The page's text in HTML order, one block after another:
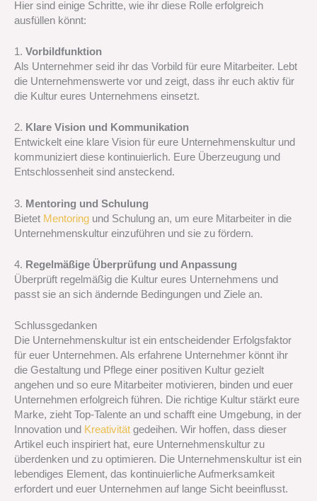
Hier sind einige Schritte, wie ihr diese Rolle erfolgreich
ausfüllen könnt:
1. Vorbildfunktion
Als Unternehmer seid ihr das Vorbild für eure Mitarbeiter. Lebt
die Unternehmenswerte vor und zeigt, dass ihr euch aktiv für
die Kultur eures Unternehmens einsetzt.
2. Klare Vision und Kommunikation
Entwickelt eine klare Vision für eure Unternehmenskultur und
kommuniziert diese kontinuierlich. Eure Überzeugung und
Entschlossenheit sind ansteckend.
3. Mentoring und Schulung
Bietet Mentoring und Schulung an, um eure Mitarbeiter in die
Unternehmenskultur einzuführen und sie zu fördern.
4. Regelmäßige Überprüfung und Anpassung
Überprüft regelmäßig die Kultur eures Unternehmens und
passt sie an sich ändernde Bedingungen und Ziele an.
Schlussgedanken
Die Unternehmenskultur ist ein entscheidender Erfolgsfaktor
für euer Unternehmen. Als erfahrene Unternehmer könnt ihr
die Gestaltung und Pflege einer positiven Kultur gezielt
angehen und so eure Mitarbeiter motivieren, binden und euer
Unternehmen erfolgreich führen. Die richtige Kultur stärkt eure
Marke, zieht Top-Talente an und schafft eine Umgebung, in der
Innovation und Kreativität gedeihen. Wir hoffen, dass dieser
Artikel euch inspiriert hat, eure Unternehmenskultur zu
überdenken und zu optimieren. Die Unternehmenskultur ist ein
lebendiges Element, das kontinuierliche Aufmerksamkeit
erfordert und euer Unternehmen auf lange Sicht beeinflusst.